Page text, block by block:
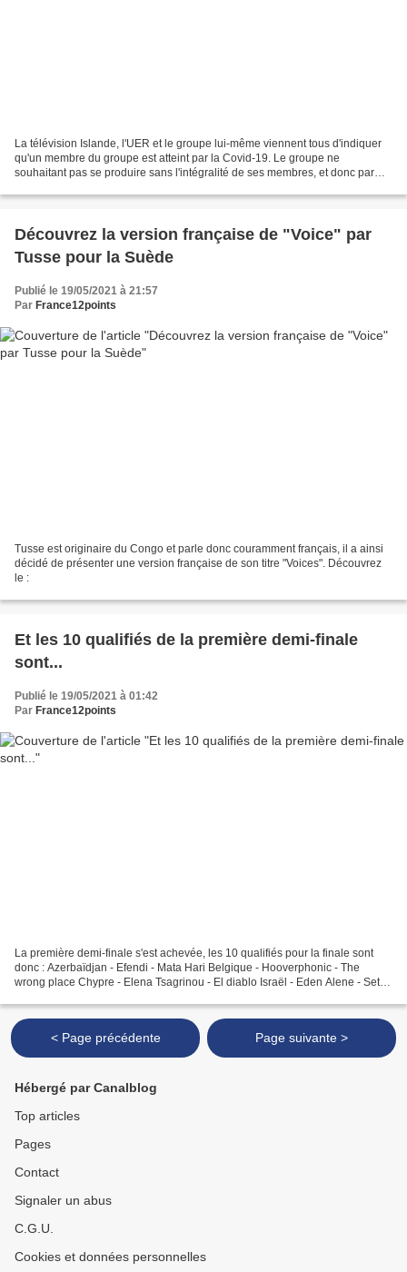
La télévision Islande, l'UER et le groupe lui-même viennent tous d'indiquer
qu'un membre du groupe est atteint par la Covid-19. Le groupe ne
souhaitant pas se produire sans l'intégralité de ses membres, et donc par
Découvrez la version française de "Voice" par
Tusse pour la Suède
Publié le 19/05/2021 à 21:57
Par France12points
Tusse est originaire du Congo et parle donc couramment français, il a ainsi
décidé de présenter une version française de son titre "Voices". Découvrez
le :
Et les 10 qualifiés de la première demi-finale
sont...
Publié le 19/05/2021 à 01:42
Par France12points
La première demi-finale s'est achevée, les 10 qualifiés pour la finale sont
donc : Azerbaïdjan - Efendi - Mata Hari Belgique - Hooverphonic - The
wrong place Chypre - Elena Tsagrinou - El diablo Israël - Eden Alene - Set
< Page précédente Page suivante >
Hébergé par Canalblog
Top articles
Pages
Contact
Signaler un abus
C.G.U.
Cookies et données personnelles